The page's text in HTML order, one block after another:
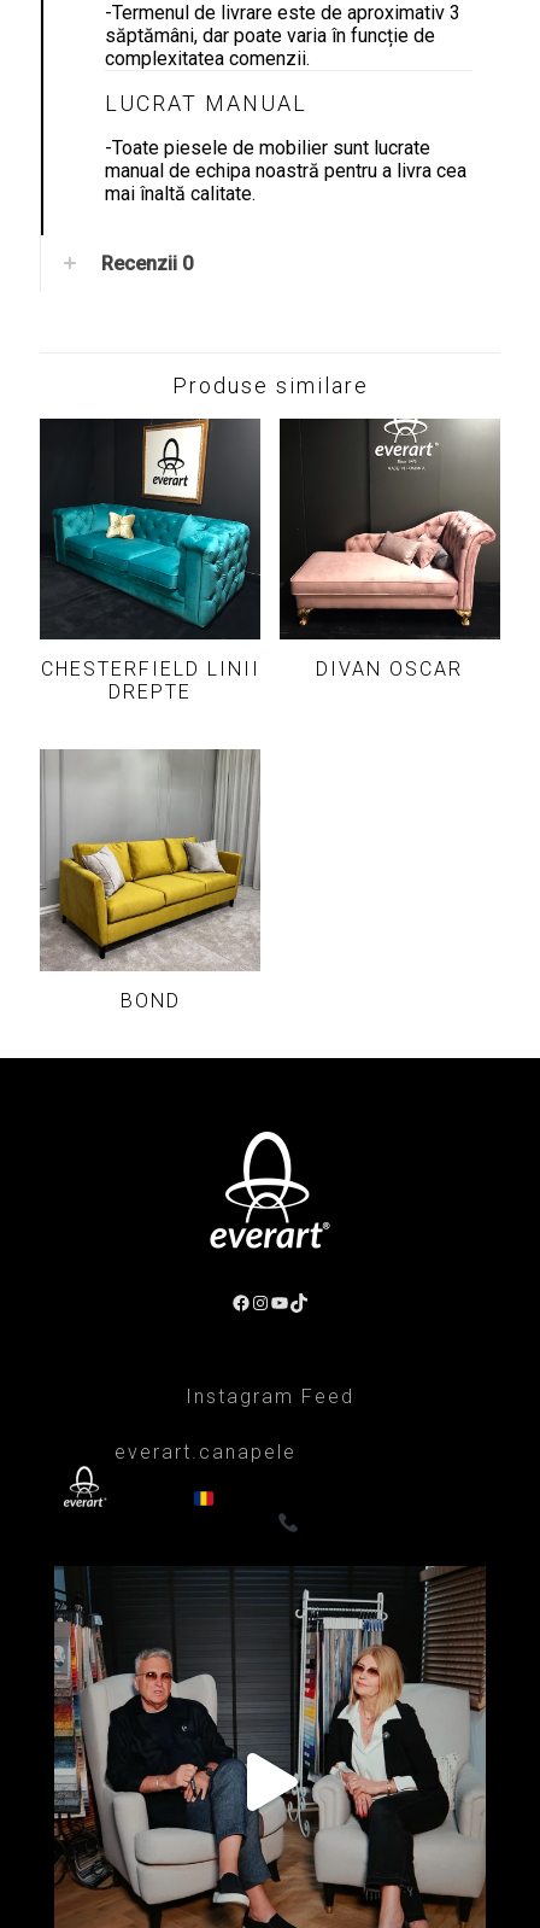
-Termenul de livrare este de aproximativ 3
săptămâni, dar poate varia în funcție de
complexitatea comenzii.
LUCRAT MANUAL
-Toate piesele de mobilier sunt lucrate
manual de echipa noastră pentru a livra cea
mai înaltă calitate.
Recenzii 0
Produse similare
CHESTERFIELD LINII
DREPTE
DIVAN OSCAR
BOND
Facebook
Instagram
YouTube
TikTok
Instagram Feed
everart.canapele